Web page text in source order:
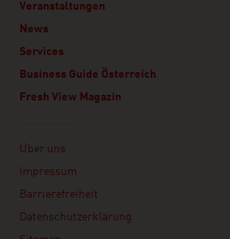
Veranstaltungen
News
Services
Business Guide Österreich
Fresh View Magazin
Über uns
Impressum
Barrierefreiheit
Datenschutzerklärung